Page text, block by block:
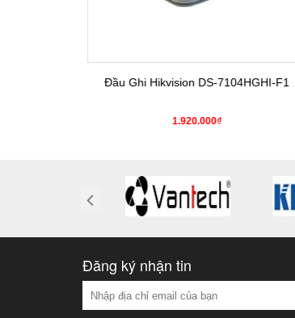
Đầu Ghi Hikvision DS-7104HGHI-F1
1.920.000₫
Đăng ký nhận tin